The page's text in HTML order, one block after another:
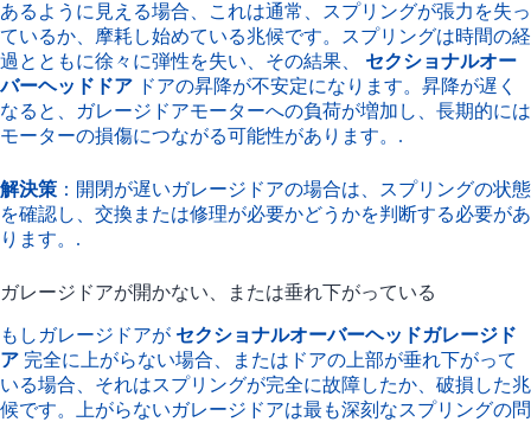
あるように見える場合、これは通常、スプリングが張力を失っ
ているか、摩耗し始めている兆候です。スプリングは時間の経
過とともに徐々に弾性を失い、その結果、 セクショナルオー
バーヘッドドア ドアの昇降が不安定になります。昇降が遅く
なると、ガレージドアモーターへの負荷が増加し、長期的には
モーターの損傷につながる可能性があります。.
解決策 ：開閉が遅いガレージドアの場合は、スプリングの状態
を確認し、交換または修理が必要かどうかを判断する必要があ
ります。.
ガレージドアが開かない、または垂れ下がっている
もしガレージドアが セクショナルオーバーヘッドガレージド
ア 完全に上がらない場合、またはドアの上部が垂れ下がって
いる場合、それはスプリングが完全に故障したか、破損した兆
候です。上がらないガレージドアは最も深刻なスプリングの問